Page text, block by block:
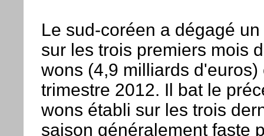
Le sud-coréen a dégagé
sur les trois premiers mois
wons (4,9 milliards
trimestre 2012. Il bat le
wons établi sur les trois
saison généralement faste